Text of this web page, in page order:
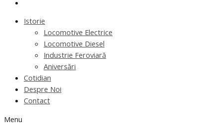
Istorie
Locomotive Electrice
Locomotive Diesel
Industrie Feroviară
Aniversări
Cotidian
Despre Noi
Contact
Menu